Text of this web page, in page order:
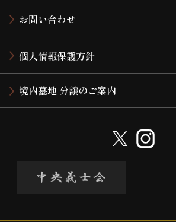
お問い合わせ
個人情報保護方針
境内墓地 分譲のご案内